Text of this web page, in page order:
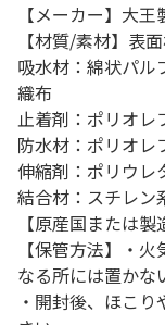
【メーカー】大王
【材質/素材】表
吸水材：綿状パル
織布
止着剤：ポリオレ
防水材：ポリオレ
伸縮剤：ポリウレ
結合材：スチレン
【原産国または
【保管方法】・
なる所には置かな
・開封後、ほこ